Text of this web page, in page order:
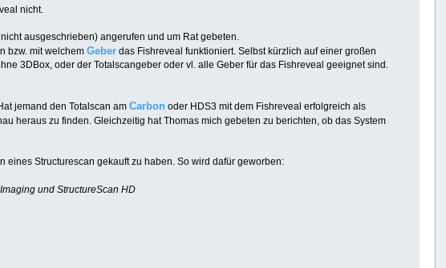
nicht.
ausgeschrieben) angerufen und um Rat gebeten.
bzw. mit welchemGeber das Fishreveal funktioniert. Selbst kürzlich auf einer großen
3DBox, oder der Totalscangeber oder vl. alle Geber für das Fishreveal geeignet sind.
jemand den Totalscan amCarbon oder HDS3 mit dem Fishreveal erfolgreich als
heraus zu finden. Gleichzeitig hat Thomas mich gebeten zu berichten, ob das System
eines Structurescan gekauft zu haben. So wird dafür geworben:
und StructureScan HD